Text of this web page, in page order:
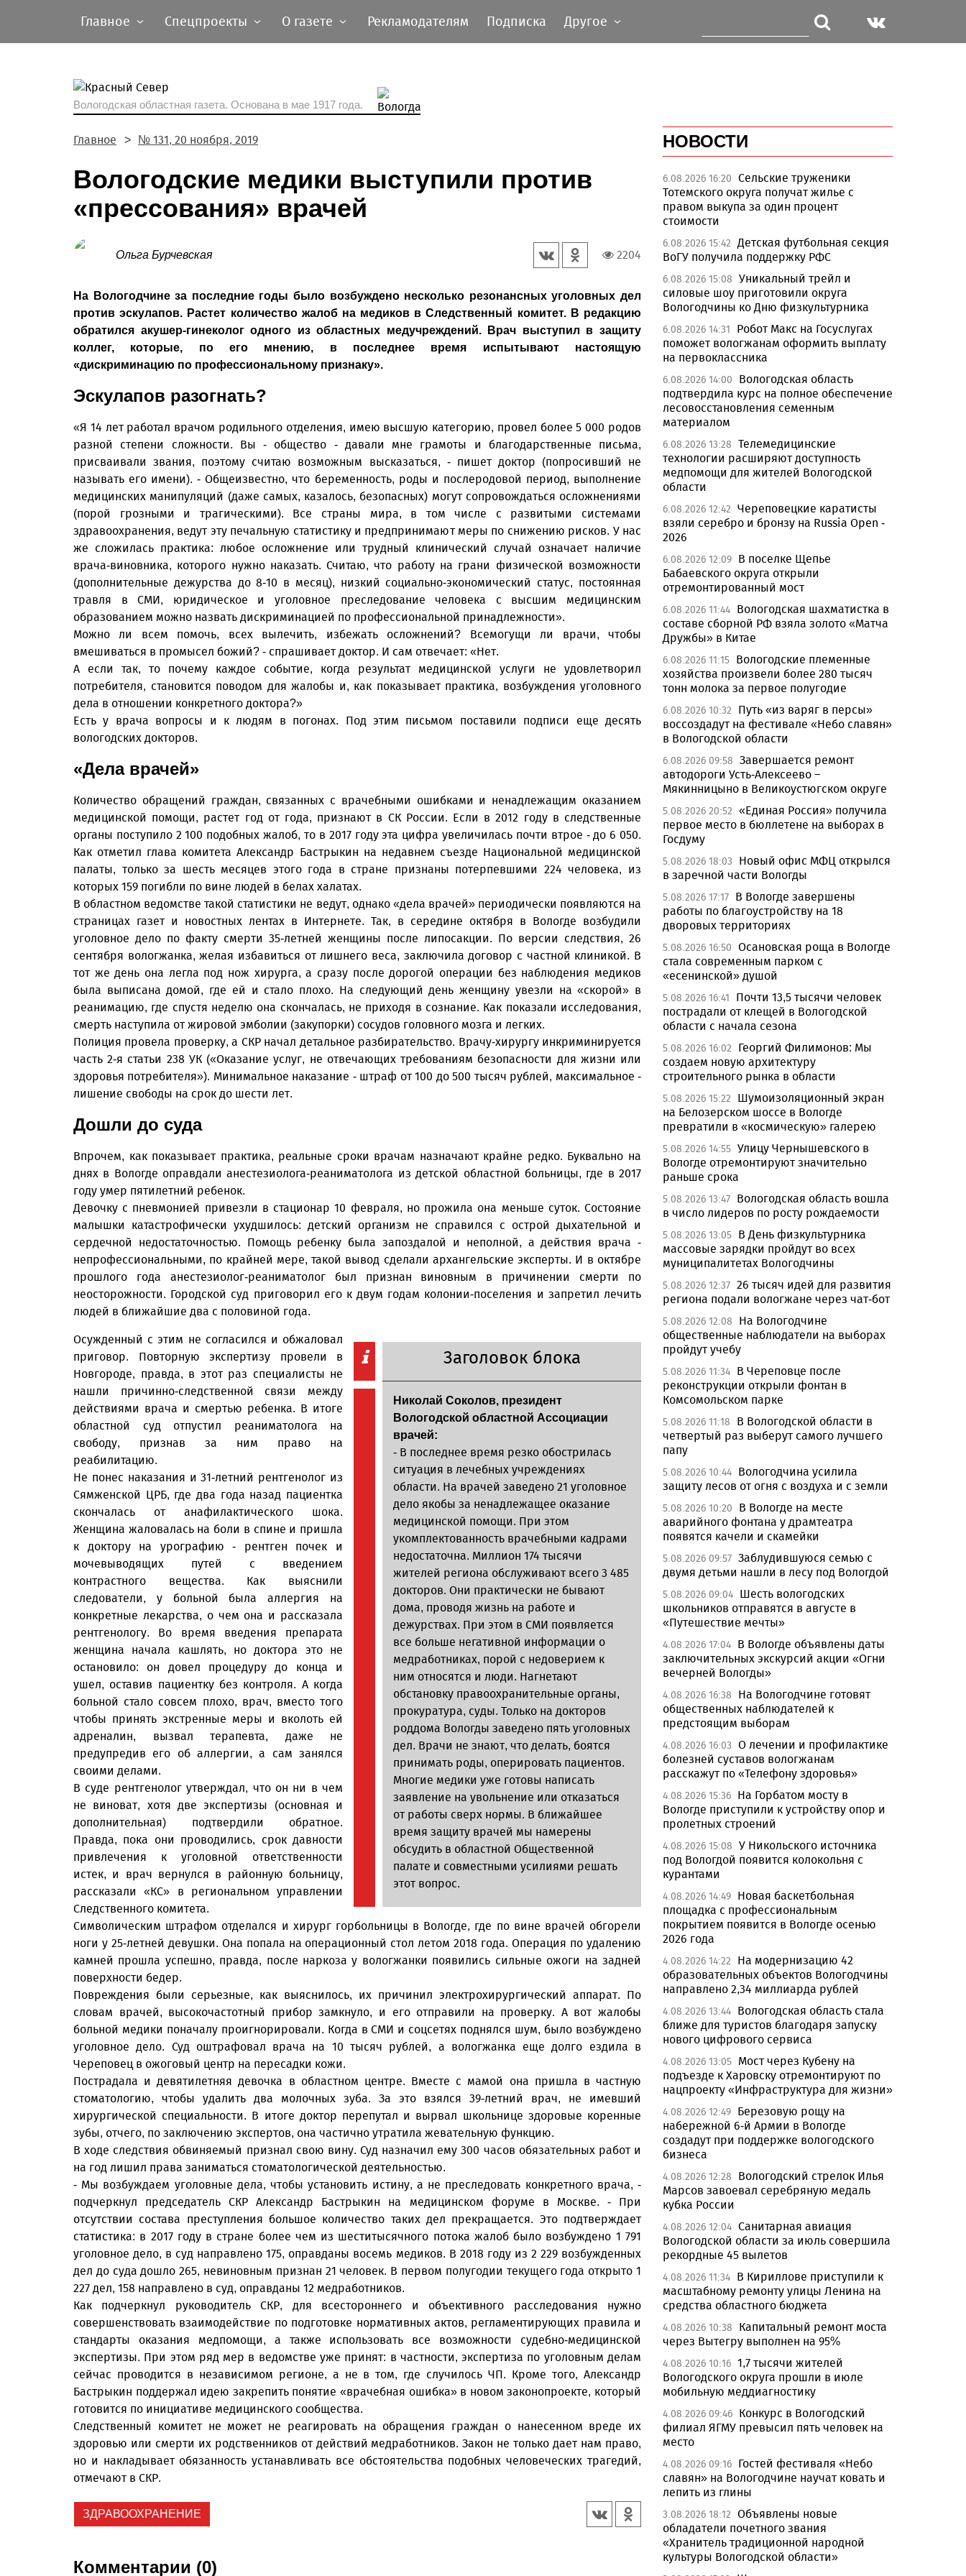
Главное Спецпроекты О газете Рекламодателям Подписка Другое
Вологодская областная газета. Основана в мае 1917 года.
Главное № 131, 20 ноября, 2019
Вологодские медики выступили против
«прессования» врачей
Ольга Бурчевская 2204
На Вологодчине за последние годы было возбуждено несколько резонансных уголовных дел
против эскулапов. Растет количество жалоб на медиков в Следственный комитет. В редакцию
обратился акушер-гинеколог одного из областных медучреждений. Врач выступил в защиту
коллег, которые, по его мнению, в последнее время испытывают настоящую
«дискриминацию по профессиональному признаку».
Эскулапов разогнать?
«Я 14 лет работал врачом родильного отделения, имею высшую категорию, провел более 5 000 родов
разной степени сложности. Вы - общество - давали мне грамоты и благодарственные письма,
присваивали звания, поэтому считаю возможным высказаться, - пишет доктор (попросивший не
называть его имени). - Общеизвестно, что беременность, роды и послеродовой период, выполнение
медицинских манипуляций (даже самых, казалось, безопасных) могут сопровождаться осложнениями
(порой грозными и трагическими). Все страны мира, в том числе с развитыми системами
здравоохранения, ведут эту печальную статистику и предпринимают меры по снижению рисков. У нас
же сложилась практика: любое осложнение или трудный клинический случай означает наличие
врача-виновника, которого нужно наказать. Считаю, что работу на грани физической возможности
(дополнительные дежурства до 8-10 в месяц), низкий социально-экономический статус, постоянная
травля в СМИ, юридическое и уголовное преследование человека с высшим медицинским
образованием можно назвать дискриминацией по профессиональной принадлежности».
Можно ли всем помочь, всех вылечить, избежать осложнений? Всемогущи ли врачи, чтобы
вмешиваться в промысел божий? - спрашивает доктор. И сам отвечает: «Нет.
А если так, то почему каждое событие, когда результат медицинской услуги не удовлетворил
потребителя, становится поводом для жалобы и, как показывает практика, возбуждения уголовного
дела в отношении конкретного доктора?»
Есть у врача вопросы и к людям в погонах. Под этим письмом поставили подписи еще десять
вологодских докторов.
«Дела врачей»
Количество обращений граждан, связанных с врачебными ошибками и ненадлежащим оказанием
медицинской помощи, растет год от года, признают в СК России. Если в 2012 году в следственные
органы поступило 2 100 подобных жалоб, то в 2017 году эта цифра увеличилась почти втрое - до 6 050.
Как отметил глава комитета Александр Бастрыкин на недавнем съезде Национальной медицинской
палаты, только за шесть месяцев этого года в стране признаны потерпевшими 224 человека, из
которых 159 погибли по вине людей в белах халатах.
В областном ведомстве такой статистики не ведут, однако «дела врачей» периодически появляются на
страницах газет и новостных лентах в Интернете. Так, в середине октября в Вологде возбудили
уголовное дело по факту смерти 35-летней женщины после липосакции. По версии следствия, 26
сентября вологжанка, желая избавиться от лишнего веса, заключила договор с частной клиникой. В
тот же день она легла под нож хирурга, а сразу после дорогой операции без наблюдения медиков
была выписана домой, где ей и стало плохо. На следующий день женщину увезли на «скорой» в
реанимацию, где спустя неделю она скончалась, не приходя в сознание. Как показали исследования,
смерть наступила от жировой эмболии (закупорки) сосудов головного мозга и легких.
Полиция провела проверку, а СКР начал детальное разбирательство. Врачу-хирургу инкриминируется
часть 2-я статьи 238 УК («Оказание услуг, не отвечающих требованиям безопасности для жизни или
здоровья потребителя»). Минимальное наказание - штраф от 100 до 500 тысяч рублей, максимальное -
лишение свободы на срок до шести лет.
Дошли до суда
Впрочем, как показывает практика, реальные сроки врачам назначают крайне редко. Буквально на
днях в Вологде оправдали анестезиолога-реаниматолога из детской областной больницы, где в 2017
году умер пятилетний ребенок.
Девочку с пневмонией привезли в стационар 10 февраля, но прожила она меньше суток. Состояние
малышки катастрофически ухудшилось: детский организм не справился с острой дыхательной и
сердечной недостаточностью. Помощь ребенку была запоздалой и неполной, а действия врача -
непрофессиональными, по крайней мере, такой вывод сделали архангельские эксперты. И в октябре
прошлого года анестезиолог-реаниматолог был признан виновным в причинении смерти по
неосторожности. Городской суд приговорил его к двум годам колонии-поселения и запретил лечить
людей в ближайшие два с половиной года.
Заголовок блока
Николай Соколов, президент
Вологодской областной Ассоциации
врачей:
- В последнее время резко обострилась
ситуация в лечебных учреждениях
области. На врачей заведено 21 уголовное
дело якобы за ненадлежащее оказание
медицинской помощи. При этом
укомплектованность врачебными кадрами
недостаточна. Миллион 174 тысячи
жителей региона обслуживают всего 3 485
докторов. Они практически не бывают
дома, проводя жизнь на работе и
дежурствах. При этом в СМИ появляется
все больше негативной информации о
медработниках, порой с недоверием к
ним относятся и люди. Нагнетают
обстановку правоохранительные органы,
прокуратура, суды. Только на докторов
роддома Вологды заведено пять уголовных
дел. Врачи не знают, что делать, боятся
принимать роды, оперировать пациентов.
Многие медики уже готовы написать
заявление на увольнение или отказаться
от работы сверх нормы. В ближайшее
время защиту врачей мы намерены
обсудить в областной Общественной
палате и совместными усилиями решать
этот вопрос.
Осужденный с этим не согласился и обжаловал
приговор. Повторную экспертизу провели в
Новгороде, правда, в этот раз специалисты не
нашли причинно-следственной связи между
действиями врача и смертью ребенка. В итоге
областной суд отпустил реаниматолога на
свободу, признав за ним право на
реабилитацию.
Не понес наказания и 31-летний рентгенолог из
Сямженской ЦРБ, где два года назад пациентка
скончалась от анафилактического шока.
Женщина жаловалась на боли в спине и пришла
к доктору на урографию - рентген почек и
мочевыводящих путей с введением
контрастного вещества. Как выяснили
следователи, у больной была аллергия на
конкретные лекарства, о чем она и рассказала
рентгенологу. Во время введения препарата
женщина начала кашлять, но доктора это не
остановило: он довел процедуру до конца и
ушел, оставив пациентку без контроля. А когда
больной стало сов­сем плохо, врач, вместо того
чтобы принять экстренные меры и вколоть ей
адреналин, вызвал терапевта, даже не
предупредив его об аллергии, а сам занялся
своими делами.
В суде рентгенолог утверждал, что он ни в чем
не виноват, хотя две экспертизы (основная и
дополнительная) подтвердили обратное.
Правда, пока они проводились, срок давности
привлечения к уголовной ответственности
истек, и врач вернулся в районную больницу,
рассказали «КС» в региональном управлении
Следственного комитета.
Символическим штрафом отделался и хирург горбольницы в Вологде, где по вине врачей обгорели
ноги у 25-летней девушки. Она попала на операционный стол летом 2018 года. Операция по удалению
камней прошла успешно, правда, после наркоза у вологжанки появились сильные ожоги на задней
поверхности бедер.
Повреждения были серьезные, как выяснилось, их причинил электрохирургический аппарат. По
словам врачей, высокочастотный прибор замкнуло, и его отправили на проверку. А вот жалобы
больной медики поначалу проигнорировали. Когда в СМИ и соцсетях поднялся шум, было возбуждено
уголовное дело. Суд оштрафовал врача на 10 тысяч рублей, а вологжанка еще долго ездила в
Череповец в ожоговый центр на пересадки кожи.
Пострадала и девятилетняя девочка в областном центре. Вместе с мамой она пришла в частную
стоматологию, чтобы удалить два молочных зуба. За это взялся 39-летний врач, не имевший
хирургической специальности. В итоге доктор перепутал и вырвал школьнице здоровые коренные
зубы, отчего, по заключению экспертов, она частично утратила жевательную функцию.
В ходе следствия обвиняемый признал свою вину. Суд назначил ему 300 часов обязательных работ и
на год лишил права заниматься стоматологической деятельностью.
- Мы возбуждаем уголовные дела, чтобы установить истину, а не преследовать конкретного врача, -
подчеркнул председатель СКР Александр Бастрыкин на медицинском форуме в Москве. - При
отсутствии состава преступления большое количество таких дел прекращается. Это подтверждает
статистика: в 2017 году в стране более чем из шеститысячного потока жалоб было возбуждено 1 791
уголовное дело, в суд направлено 175, оправданы восемь медиков. В 2018 году из 2 229 возбужденных
дел до суда дошло 265, невиновным признан 21 человек. В первом полугодии текущего года открыто 1
227 дел, 158 направлено в суд, оправданы 12 медработников.
Как подчеркнул руководитель СКР, для всестороннего и объективного расследования нужно
совершенствовать взаимодействие по подготовке нормативных актов, регламентирующих правила и
стандарты оказания медпомощи, а также использовать все возможности судебно-медицинской
экспертизы. При этом ряд мер в ведомстве уже принят: в частности, экспертиза по уголовным делам
сейчас проводится в независимом регионе, а не в том, где случилось ЧП. Кроме того, Александр
Бастрыкин поддержал идею закрепить понятие «врачебная ошибка» в новом законопроекте, который
готовится по инициативе медицинского сообщества.
Следственный комитет не может не реагировать на обращения граждан о нанесенном вреде их
здоровью или смерти их родственников от действий медработников. Закон не только дает нам право,
но и накладывает обязанность устанавливать все обстоятельства подобных человеческих трагедий,
отмечают в СКР.
ЗДРАВООХРАНЕНИЕ
Комментарии (0)
НОВОСТИ
6.08.2026 16:20 Сельские труженики
Тотемского округа получат жилье с
правом выкупа за один процент
стоимости
6.08.2026 15:42 Детская футбольная секция
ВоГУ получила поддержку РФС
6.08.2026 15:08 Уникальный трейл и
силовые шоу приготовили округа
Вологодчины ко Дню физкультурника
6.08.2026 14:31
Робот Макс на Госуслугах
поможет вологжанам оформить выплату
на первоклассника
6.08.2026 14:00
Вологодская область
подтвердила курс на полное обеспечение
лесовосстановления семенным
материалом
6.08.2026 13:28 Телемедицинские
технологии расширяют доступность
медпомощи для жителей Вологодской
области
6.08.2026 12:42 Череповецкие каратисты
взяли серебро и бронзу на Russia Open -
2026
6.08.2026 12:09 В поселке Щепье
Бабаевского округа открыли
отремонтированный мост
6.08.2026 11:44 Вологодская шахматистка в
составе сборной РФ взяла золото «Матча
Дружбы» в Китае
6.08.2026 11:15 Вологодские племенные
хозяйства произвели более 280 тысяч
тонн молока за первое полугодие
6.08.2026 10:32
Путь «из варяг в персы»
воссоздадут на фестивале «Небо славян»
в Вологодской области
6.08.2026 09:58 Завершается ремонт
автодороги Усть-Алексеево –
Мякинницыно в Великоустюгском округе
5.08.2026 20:52 «Единая Россия» получила
первое место в бюллетене на выборах в
Госдуму
5.08.2026 18:03
Новый офис МФЦ открылся
в заречной части Вологды
5.08.2026 17:17 В Вологде завершены
работы по благоустройству на 18
дворовых территориях
5.08.2026 16:50 Осановская роща в Вологде
стала современным парком с
«есенинской» душой
5.08.2026 16:41
Почти 13,5 тысячи человек
пострадали от клещей в Вологодской
области с начала сезона
5.08.2026 16:02
Георгий Филимонов: Мы
создаем новую архитектуру
строительного рынка в области
5.08.2026 15:22
Шумоизоляционный экран
на Белозерском шоссе в Вологде
превратили в «космическую» галерею
5.08.2026 14:55 Улицу Чернышевского в
Вологде отремонтируют значительно
раньше срока
5.08.2026 13:47 Вологодская область вошла
в число лидеров по росту рождаемости
5.08.2026 13:05 В День физкультурника
массовые зарядки пройдут во всех
муниципалитетах Вологодчины
5.08.2026 12:37 26 тысяч идей для развития
региона подали вологжане через чат-бот
5.08.2026 12:08
На Вологодчине
общественные наблюдатели на выборах
пройдут учебу
5.08.2026 11:34 В Череповце после
реконструкции открыли фонтан в
Комсомольском парке
5.08.2026 11:18
В Вологодской области в
четвертый раз выберут самого лучшего
папу
5.08.2026 10:44 Вологодчина усилила
защиту лесов от огня с воздуха и с земли
5.08.2026 10:20
В Вологде на месте
аварийного фонтана у драмтеатра
появятся качели и скамейки
5.08.2026 09:57 Заблудившуюся семью с
двумя детьми нашли в лесу под Вологдой
5.08.2026 09:04 Шесть вологодских
школьников отправятся в августе в
«Путешествие мечты»
4.08.2026 17:04 В Вологде объявлены даты
заключительных экскурсий акции «Огни
вечерней Вологды»
4.08.2026 16:38
На Вологодчине готовят
общественных наблюдателей к
предстоящим выборам
4.08.2026 16:03 О лечении и профилактике
болезней суставов вологжанам
расскажут по «Телефону здоровья»
4.08.2026 15:36 На Горбатом мосту в
Вологде приступили к устройству опор и
пролетных строений
4.08.2026 15:08 У Никольского источника
под Вологдой появится колокольня с
курантами
4.08.2026 14:49 Новая баскетбольная
площадка с профессиональным
покрытием появится в Вологде осенью
2026 года
4.08.2026 14:22
На модернизацию 42
образовательных объектов Вологодчины
направлено 2,34 миллиарда рублей
4.08.2026 13:44 Вологодская область стала
ближе для туристов благодаря запуску
нового цифрового сервиса
4.08.2026 13:05 Мост через Кубену на
подъезде к Харовску отремонтируют по
нацпроекту «Инфраструктура для жизни»
4.08.2026 12:49 Березовую рощу на
набережной 6-й Армии в Вологде
создадут при поддержке вологодского
бизнеса
4.08.2026 12:28
Вологодский стрелок Илья
Марсов завоевал серебряную медаль
кубка России
4.08.2026 12:04 Санитарная авиация
Вологодской области за июль совершила
рекордные 45 вылетов
4.08.2026 11:34 В Кириллове приступили к
масштабному ремонту улицы Ленина на
средства областного бюджета
4.08.2026 10:38
Капитальный ремонт моста
через Вытегру выполнен на 95%
4.08.2026 10:16 1,7 тысячи жителей
Вологодского округа прошли в июле
мобильную меддиагностику
4.08.2026 09:46 Конкурс в Вологодский
филиал ЯГМУ превысил пять человек на
место
4.08.2026 09:16 Гостей фестиваля «Небо
славян» на Вологодчине научат ковать и
лепить из глины
3.08.2026 18:12 Объявлены новые
обладатели почетного звания
«Хранитель традиционной народной
культуры Вологодской области»